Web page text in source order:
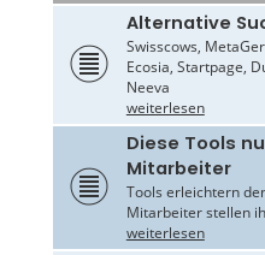
Alternative
Swisscows,
Ecosia, Startpage,
Neeva
weiterlesen
Diese Tools
Mitarbeiter
Tools erleichtern
Mitarbeiter stellen
weiterlesen